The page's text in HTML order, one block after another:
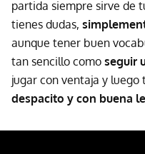
partida siempre sirve de
tienes dudas,
aunque tener buen
tan sencillo como seguir
jugar con ventaja y
despacito y con buena